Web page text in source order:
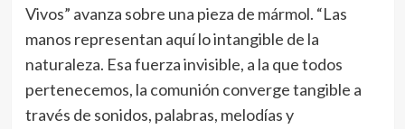
Vivos” avanza sobre una pieza de mármol. “Las
manos representan aquí lo intangible de la
naturaleza. Esa fuerza invisible, a la que todos
pertenecemos, la comunión converge tangible a
través de sonidos, palabras, melodías y